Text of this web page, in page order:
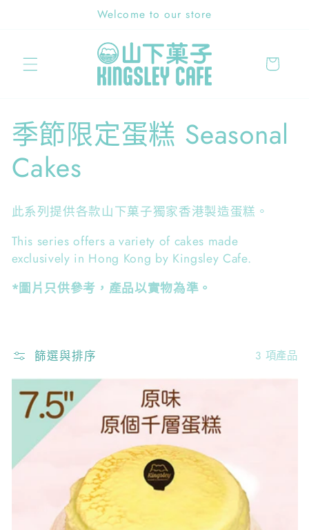
Welcome to our store
物
商
品
系
列
:
季節限定蛋糕 Seasonal
Cakes
此系列提供各款山下菓子獨家香港製造蛋糕。
This series offers a variety of cakes made
exclusively in Hong Kong by Kingsley Cafe.
*圖片只供參考，產品以實物為準。
篩選與排序 3 項產品